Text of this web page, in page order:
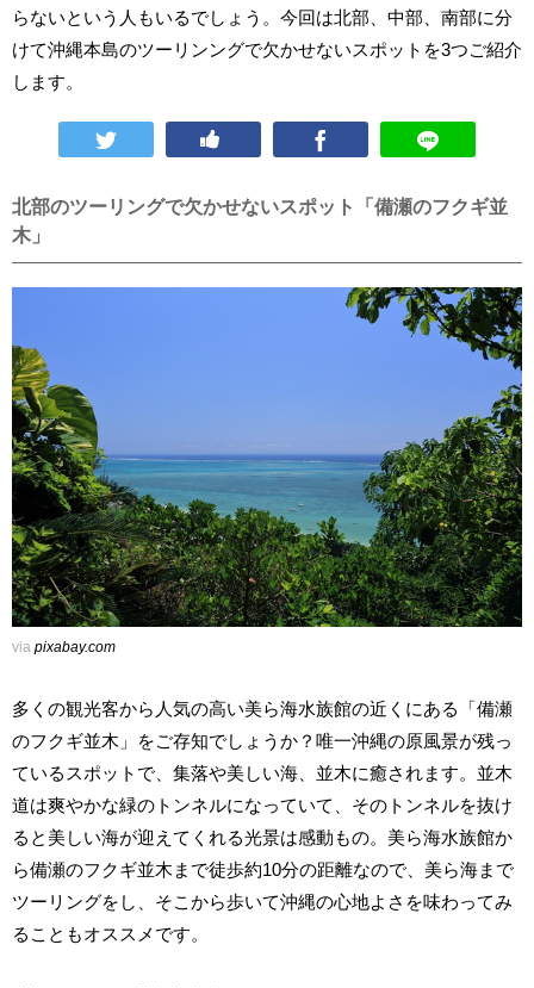
らないという人もいるでしょう。今回は北部、中部、南部に分
けて沖縄本島のツーリンングで欠かせないスポットを3つご紹介
します。
北部のツーリングで欠かせないスポット「備瀬のフクギ並
木」
via pixabay.com
多くの観光客から人気の高い美ら海水族館の近くにある「備瀬
のフクギ並木」をご存知でしょうか？唯一沖縄の原風景が残っ
ているスポットで、集落や美しい海、並木に癒されます。並木
道は爽やかな緑のトンネルになっていて、そのトンネルを抜け
ると美しい海が迎えてくれる光景は感動もの。美ら海水族館か
ら備瀬のフクギ並木まで徒歩約10分の距離なので、美ら海まで
ツーリングをし、そこから歩いて沖縄の心地よさを味わってみ
ることもオススメです。